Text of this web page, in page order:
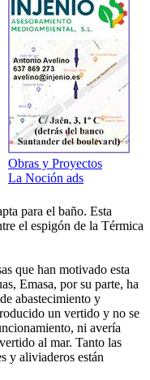
Obras y Proyectos
La Noción ads
para el baño. Esta
el espigón de la Térmica
que han motivado esta
Emasa, por su parte, ha
abastecimiento y
un vertido y no se
ni avería
al mar. Tanto las
y aliviaderos están